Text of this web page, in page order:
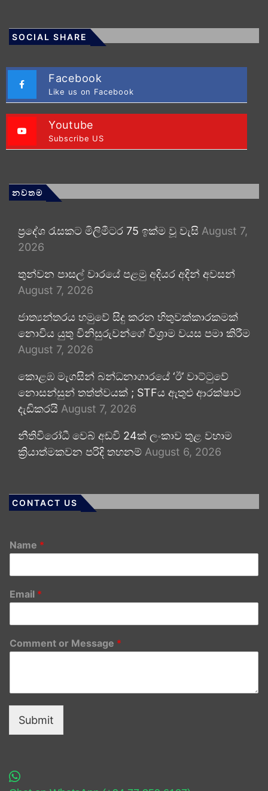
SOCIAL SHARE
Facebook
Like us on Facebook
Youtube
Subscribe US
නවතම
ප්‍රදේශ රැසකට මිලිමීටර 75 ඉක්ම වූ වැසි August 7,
2026
තුන්වන පාසල් වාරයේ පළමු අදියර අදින් අවසන්
August 7, 2026
ජාත්‍යන්තරය හමුවේ සිදු කරන හිතුවක්කාරකමක්
නොවිය යුතු විනිසුරුවන්ගේ විශ්‍රාම වයස පමා කිරීම
August 7, 2026
කොළඹ මැගසින් බන්ධනාගාරයේ ‘ඊ’ වාට්ටුවේ
නොසන්සුන් තත්ත්වයක් ; STFය ඇතුළු ආරක්ෂාව
දැඩිකරයි August 7, 2026
නීතිවිරෝධී වෙබ් අඩවි 24ක් ලංකාව තුළ වහාම
ක්‍රියාත්මකවන පරිදි තහනම් August 6, 2026
CONTACT US
Name *
Email *
Comment or Message *
Submit